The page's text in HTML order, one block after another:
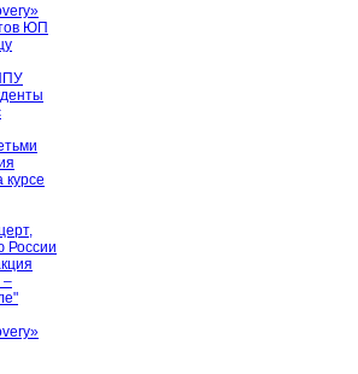
ЮП
России
–